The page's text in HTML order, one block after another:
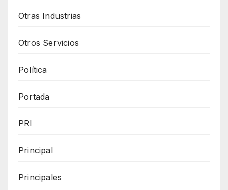
Otras Industrias
Otros Servicios
Política
Portada
PRI
Principal
Principales